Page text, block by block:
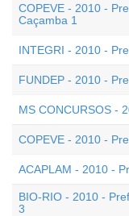
COPEVE - 2010 -
Caçamba 1
INTEGRI - 2010 -
FUNDEP - 2010 -
MS CONCURSOS -
COPEVE - 2010 -
ACAPLAM - 2010 -
BIO-RIO - 2010 -
3